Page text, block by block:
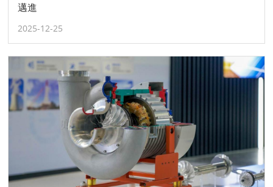
邁進
2025-12-25